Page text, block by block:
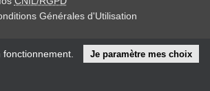
Générales d'Utilisation
fonctionnement. Je paramètre mes choix